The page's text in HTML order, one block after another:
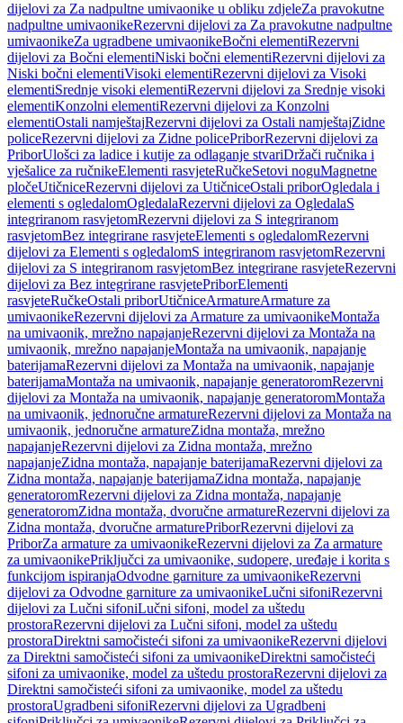
dijelovi za Za nadpultne umivaonike u obliku zdjeleZa pravokutne
nadpultne umivaonikeRezervni dijelovi za Za pravokutne nadpultne
umivaonikeZa ugradbene umivaonikeBočni elementiRezervni
dijelovi za Bočni elementiNiski bočni elementiRezervni dijelovi za
Niski bočni elementiVisoki elementiRezervni dijelovi za Visoki
elementiSrednje visoki elementiRezervni dijelovi za Srednje visoki
elementiKonzolni elementiRezervni dijelovi za Konzolni
elementiOstali namještajRezervni dijelovi za Ostali namještajZidne
policeRezervni dijelovi za Zidne policePriborRezervni dijelovi za
PriborUlošci za ladice i kutije za odlaganje stvariDržači ručnika i
vješalice za ručnikeElementi rasvjeteRučkeSetovi noguMagnetne
pločeUtičniceRezervni dijelovi za UtičniceOstali priborOgledala i
elementi s ogledalomOgledalaRezervni dijelovi za OgledalaS
integriranom rasvjetomRezervni dijelovi za S integriranom
rasvjetomBez integrirane rasvjeteElementi s ogledalomRezervni
dijelovi za Elementi s ogledalomS integriranom rasvjetomRezervni
dijelovi za S integriranom rasvjetomBez integrirane rasvjeteRezervni
dijelovi za Bez integrirane rasvjetePriborElementi
rasvjeteRučkeOstali priborUtičniceArmatureArmature za
umivaonikeRezervni dijelovi za Armature za umivaonikeMontaža
na umivaonik, mrežno napajanjeRezervni dijelovi za Montaža na
umivaonik, mrežno napajanjeMontaža na umivaonik, napajanje
baterijamaRezervni dijelovi za Montaža na umivaonik, napajanje
baterijamaMontaža na umivaonik, napajanje generatoromRezervni
dijelovi za Montaža na umivaonik, napajanje generatoromMontaža
na umivaonik, jednoručne armatureRezervni dijelovi za Montaža na
umivaonik, jednoručne armatureZidna montaža, mrežno
napajanjeRezervni dijelovi za Zidna montaža, mrežno
napajanjeZidna montaža, napajanje baterijamaRezervni dijelovi za
Zidna montaža, napajanje baterijamaZidna montaža, napajanje
generatoromRezervni dijelovi za Zidna montaža, napajanje
generatoromZidna montaža, dvoručne armatureRezervni dijelovi za
Zidna montaža, dvoručne armaturePriborRezervni dijelovi za
PriborZa armature za umivaonikeRezervni dijelovi za Za armature
za umivaonikePriključci za umivaonike, sudopere, uređaje i korita s
funkcijom ispiranjaOdvodne garniture za umivaonikeRezervni
dijelovi za Odvodne garniture za umivaonikeLučni sifoniRezervni
dijelovi za Lučni sifoniLučni sifoni, model za uštedu
prostoraRezervni dijelovi za Lučni sifoni, model za uštedu
prostoraDirektni samočisteći sifoni za umivaonikeRezervni dijelovi
za Direktni samočisteći sifoni za umivaonikeDirektni samočisteći
sifoni za umivaonike, model za uštedu prostoraRezervni dijelovi za
Direktni samočisteći sifoni za umivaonike, model za uštedu
prostoraUgradbeni sifoniRezervni dijelovi za Ugradbeni